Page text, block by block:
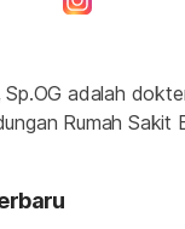
adalah
Rumah Sakit